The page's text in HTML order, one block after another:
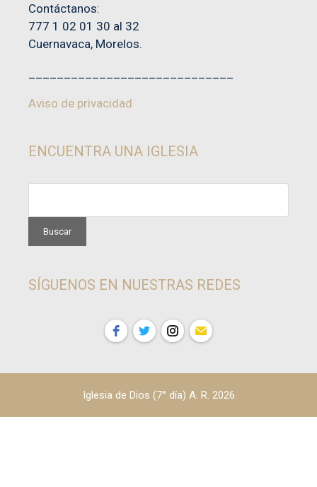
Contáctanos:
777 1 02 01 30 al 32
Cuernavaca, Morelos.
Aviso de privacidad
ENCUENTRA UNA IGLESIA
SÍGUENOS EN NUESTRAS REDES
Iglesia de Dios (7° día) A. R. 2026